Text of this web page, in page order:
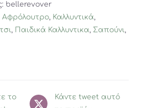
bellerevover
Αφρόλουτρο, Καλλυντικά,
, Παιδικά Καλλυντικα, Σαπούνι,
το
Κάντε tweet αυτό